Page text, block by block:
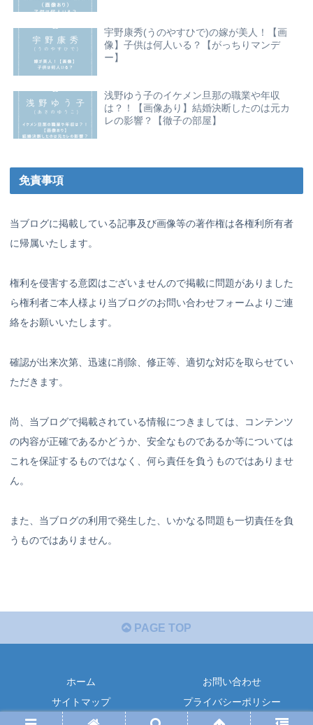
宇野康秀(うのやすひで)の嫁が美人！【画
像】子供は何人いる？【がっちりマンデ
ー】
浅野ゆう子のイケメン旦那の職業や年収
は？！【画像あり】結婚決断したのは元カ
レの影響？【徹子の部屋】
免責事項
当ブログに掲載している記事及び画像等の著作権は各権利所有者
に帰属いたします。
権利を侵害する意図はございませんので掲載に問題がありました
ら権利者ご本人様より当ブログのお問い合わせフォームよりご連
絡をお願いいたします。
確認が出来次第、迅速に削除、修正等、適切な対応を取らせてい
ただきます。
尚、当ブログで掲載されている情報につきましては、コンテンツ
の内容が正確であるかどうか、安全なものであるか等については
これを保証するものではなく、何ら責任を負うものではありませ
ん。
また、当ブログの利用で発生した、いかなる問題も一切責任を負
うものではありません。
PAGE TOP
ホーム
お問い合わせ
サイトマップ
プライバシーポリシー